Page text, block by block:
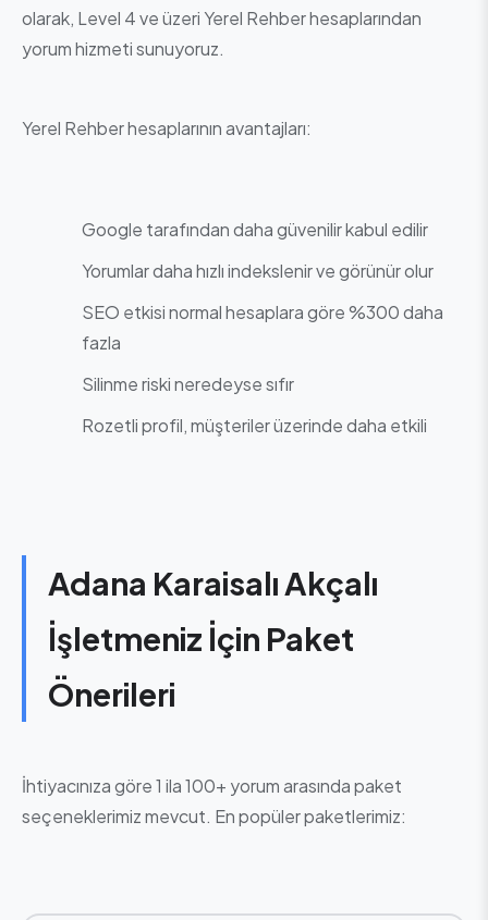
olarak, Level 4 ve üzeri Yerel Rehber hesaplarından
yorum hizmeti sunuyoruz.
Yerel Rehber hesaplarının avantajları:
Google tarafından daha güvenilir kabul edilir
Yorumlar daha hızlı indekslenir ve görünür olur
SEO etkisi normal hesaplara göre %300 daha
fazla
Silinme riski neredeyse sıfır
Rozetli profil, müşteriler üzerinde daha etkili
Adana Karaisalı Akçalı
İşletmeniz İçin Paket
Önerileri
İhtiyacınıza göre 1 ila 100+ yorum arasında paket
seçeneklerimiz mevcut. En popüler paketlerimiz: